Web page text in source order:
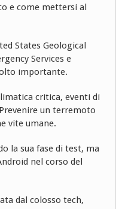
e come mettersi al
States Geological
Services e
importante.
critica, eventi di
un terremoto
vite umane.
la sua fase di test, ma
nel corso del
dal colosso tech,